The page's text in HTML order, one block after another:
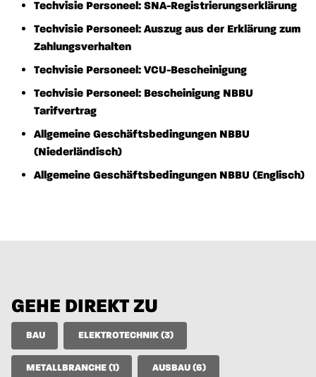
Techvisie Personeel: SNA-Registrierungserklärung
Techvisie Personeel: Auszug aus der Erklärung zum
Zahlungsverhalten
Techvisie Personeel: VCU-Bescheinigung
Techvisie Personeel: Bescheinigung NBBU
Tarifvertrag
Allgemeine Geschäftsbedingungen NBBU
(Niederländisch)
Allgemeine Geschäftsbedingungen NBBU (Englisch)
GEHE DIREKT ZU
BAU ELEKTROTECHNIK (3)
METALLBRANCHE (1) AUSBAU (6)